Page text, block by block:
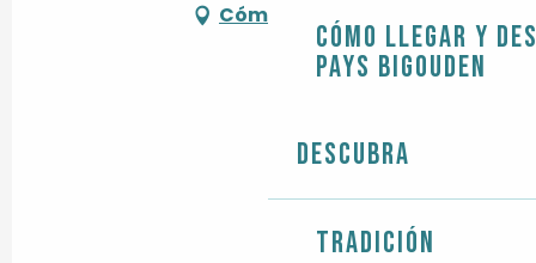
Cómo llegar y
Pays Bigouden
Descubra
Tradición
Cómo llegar